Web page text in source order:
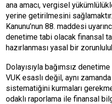
ana amacı, vergisel
yerine getirilmesini
Kanunu’nun 88. maddesi
denetime tabi olacak finansal
hazırlanması yasal bir
Dolayısıyla bağımsız
VUK esaslı değil, aynı
sistematiğini kurmaları
odaklı raporlama ile finansal